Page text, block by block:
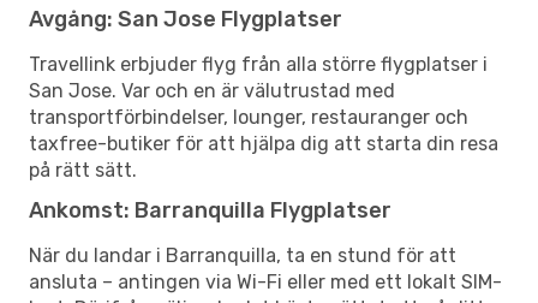
Avgång: San Jose Flygplatser
Travellink erbjuder flyg från alla större flygplatser i
San Jose. Var och en är välutrustad med
transportförbindelser, lounger, restauranger och
taxfree-butiker för att hjälpa dig att starta din resa
på rätt sätt.
Ankomst: Barranquilla Flygplatser
När du landar i Barranquilla, ta en stund för att
ansluta – antingen via Wi-Fi eller med ett lokalt SIM-